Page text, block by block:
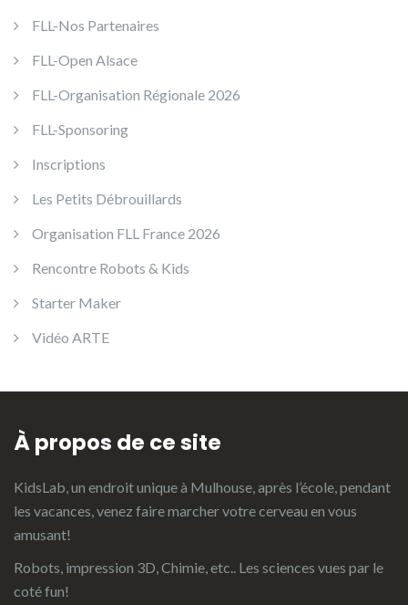
FLL-Nos Partenaires
FLL-Open Alsace
FLL-Organisation Régionale 2026
FLL-Sponsoring
Inscriptions
Les Petits Débrouillards
Organisation FLL France 2026
Rencontre Robots & Kids
Starter Maker
Vidéo ARTE
À propos de ce site
KidsLab, un endroit unique à Mulhouse, après l’école, pendant
les vacances, venez faire marcher votre cerveau en vous
amusant!
Robots, impression 3D, Chimie, etc.. Les sciences vues par le
coté fun!